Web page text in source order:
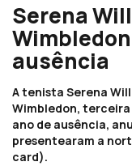
Serena
ausência
A tenista Serena
Wimbledon, terceira
ano de ausência,
presentearam a
card).